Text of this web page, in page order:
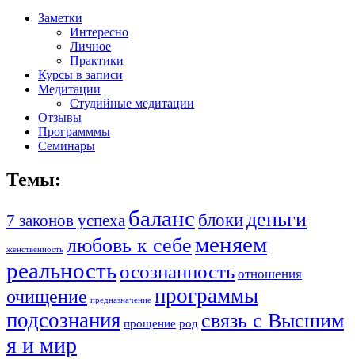
Заметки
Интересно
Личное
Практики
Курсы в записи
Медитации
Студийные медитации
Отзывы
Программмы
Семинары
Темы:
7 законов успеха баланс блокиденьги
женственность любовь к себеменяем
реальностьосознанность отношения
очищение предназначение программы
подсознания прощение род связь с Высшим
я и мир